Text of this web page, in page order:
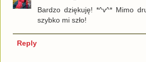
Bardzo dziękuję! *^v^* Mimo
szybko mi szło!
Reply